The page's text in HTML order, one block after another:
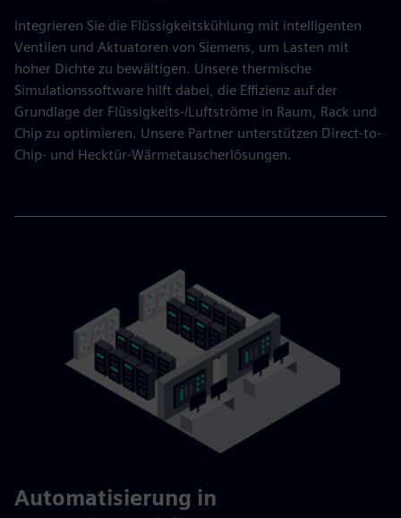
Integrieren Sie die Flüssigkeitskühlung mit intelligenten
Ventilen und Aktuatoren von Siemens, um Lasten mit
hoher Dichte zu bewältigen. Unsere thermische
Simulationssoftware hilft dabei, die Effizienz auf der
Grundlage der Flüssigkeits-/Luftströme in Raum, Rack und
Chip zu optimieren. Unsere Partner unterstützen Direct-to-
Chip- und Hecktür-Wärmetauscherlösungen.
Automatisierung in